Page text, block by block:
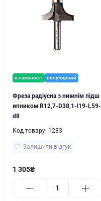
в наявності популярний
Фреза радіусна з нижнім підш
ипником R12,7-D38,1-l19-L59-
d8
Код товару: 1283
Залишити відгук
1 305₴